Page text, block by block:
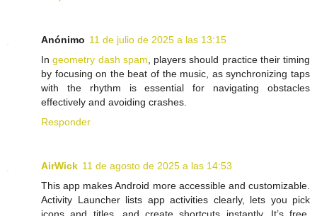
Anónimo 11 de julio de 2025 a las 13:15
Ingeometry dash spam , players should practice their timing
by focusing on the beat of the music, as synchronizing taps
with the rhythm is essential for navigating obstacles
effectively and avoiding crashes.
Responder
AirWick 11 de agosto de 2025 a las 14:53
This app makes Android more accessible and customizable.
Activity Launcher lists app activities clearly, lets you pick